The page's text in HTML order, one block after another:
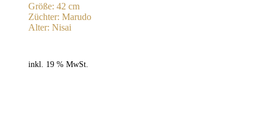
Größe: 42 cm
Züchter: Marudo
Alter: Nisai
inkl. 19 % MwSt.